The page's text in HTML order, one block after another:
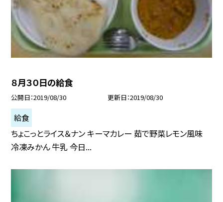
８月３０日の給食
公開日 2019/08/30 更新日 2019/08/30
給食
ちょこっとライス＆ナン キーマカレー 茹で野菜レモン風味
冷凍みかん 牛乳 今日...